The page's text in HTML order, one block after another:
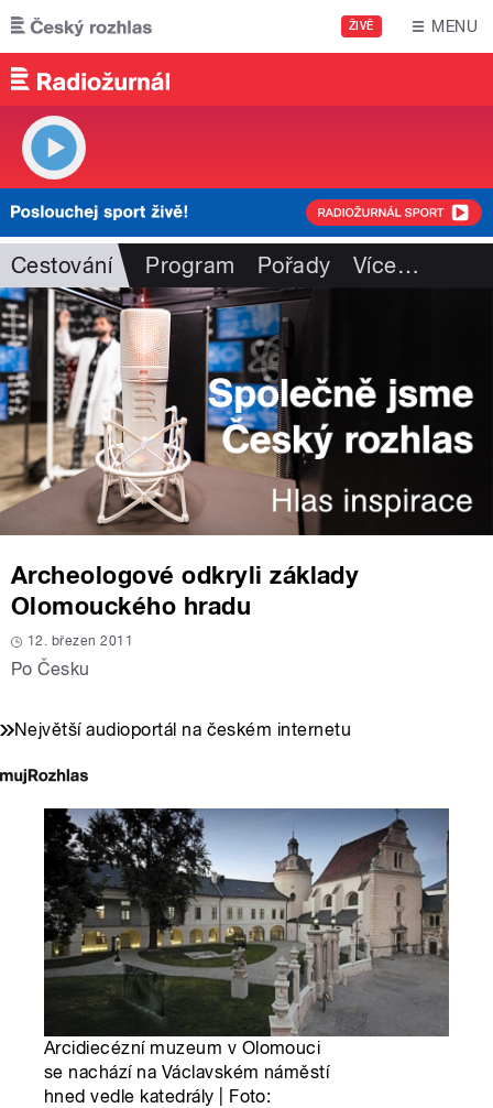
Přejít k hlavnímu obsahu
ŽIVĚ MENU
Cestování Program Pořady Více…
Archeologové odkryli základy
Olomouckého hradu
12. březen 2011
Po Česku
Největší audioportál na českém internetu
Arcidiecézní muzeum v Olomouci
se nachází na Václavském náměstí
hned vedle katedrály | Foto: